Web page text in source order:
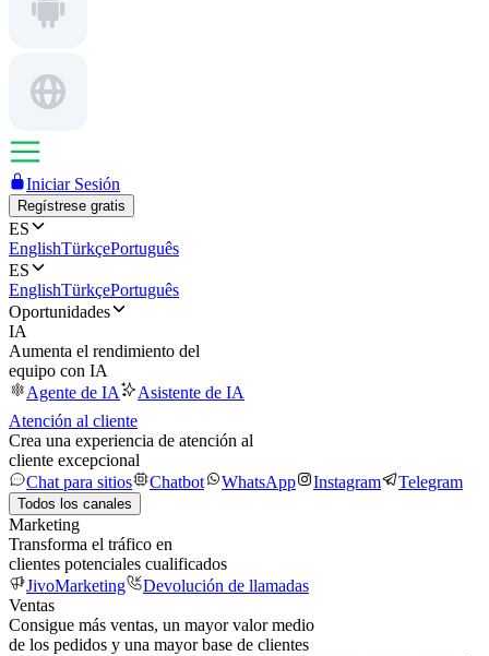
Iniciar Sesión
Regístrese gratis
ES
EnglishTürkçePortuguês
ES
EnglishTürkçePortuguês
Oportunidades
IA
Aumenta el rendimiento del
equipo con IA
Agente de IA
Asistente de IA
Atención al cliente
Crea una experiencia de atención al
cliente excepcional
Chat para sitios
Chatbot WhatsApp Instagram Telegram
Todos los canales
Marketing
Transforma el tráfico en
clientes potenciales cualificados
JivoMarketing
Devolución de llamadas
Ventas
Consigue más ventas, un mayor valor medio
de los pedidos y una mayor base de clientes